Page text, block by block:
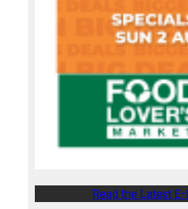
Read the Latest